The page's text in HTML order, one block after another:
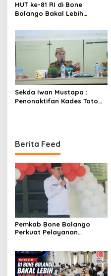
HUT ke-81 RI di Bone
Bolango Bakal Lebih
Beragam Kegiatan
Libatkan Masyarakat
Sekda Iwan Mustapa :
Penonaktifan Kades Toto
Berita Feed
Pemkab Bone Bolango
Perkuat Pelayanan